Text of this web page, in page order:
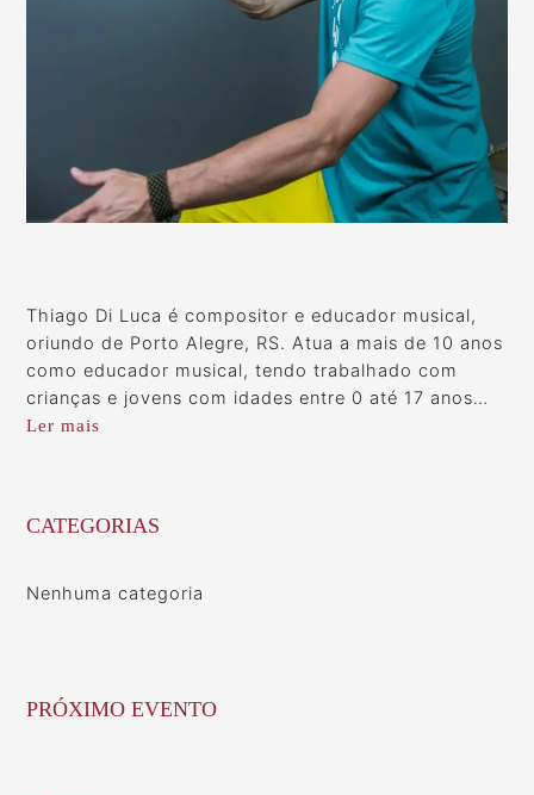
Thiago Di Luca é compositor e educador musical,
oriundo de Porto Alegre, RS. Atua a mais de 10 anos
como educador musical, tendo trabalhado com
crianças e jovens com idades entre 0 até 17 anos…
Ler mais
CATEGORIAS
Nenhuma categoria
PRÓXIMO EVENTO